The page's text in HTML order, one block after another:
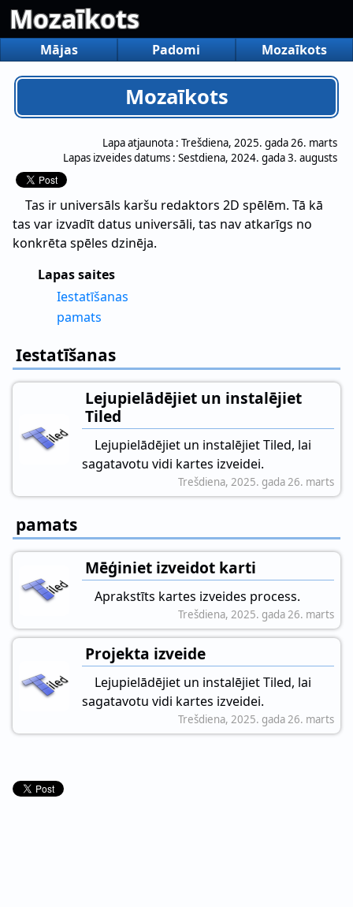
Mozaīkots
Mājas Padomi Mozaīkots
Mozaīkots
Lapa atjaunota : Trešdiena, 2025. gada 26. marts
Lapas izveides datums : Sestdiena, 2024. gada 3. augusts
Tas ir universāls karšu redaktors 2D spēlēm. Tā kā
tas var izvadīt datus universāli, tas nav atkarīgs no
konkrēta spēles dzinēja.
Lapas saites
Iestatīšanas
pamats
Iestatīšanas
Lejupielādējiet un instalējiet
Tiled
Lejupielādējiet un instalējiet Tiled, lai
sagatavotu vidi kartes izveidei.
Trešdiena, 2025. gada 26. marts
pamats
Mēģiniet izveidot karti
Aprakstīts kartes izveides process.
Trešdiena, 2025. gada 26. marts
Projekta izveide
Lejupielādējiet un instalējiet Tiled, lai
sagatavotu vidi kartes izveidei.
Trešdiena, 2025. gada 26. marts